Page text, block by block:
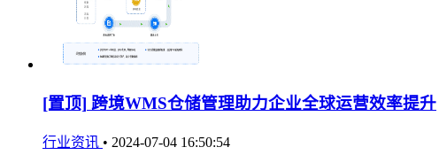
[置顶] 跨境WMS仓储管理助力企业全球运营效率提升
行业资讯 • 2024-07-04 16:50:54